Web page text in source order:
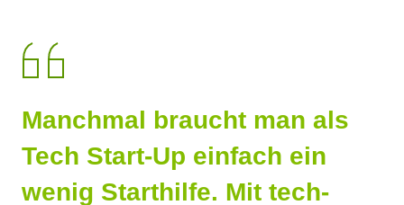
Manchmal braucht man als
Tech Start-Up einfach ein
wenig Starthilfe. Mit tech-